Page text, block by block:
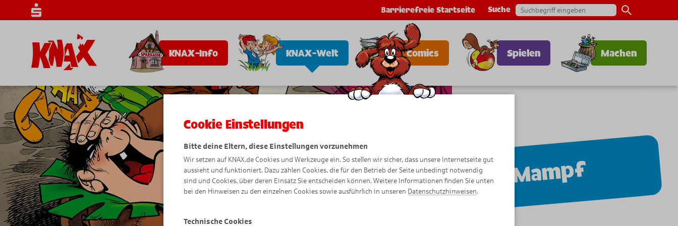
Barrierefreie Startseite Suche
KNAX-Info KNAX-Welt Comics Spielen Machen
Mampf
Cookie Einstellungen
Bitte deine Eltern, diese Einstellungen vorzunehmen
Wir setzen auf KNAX.de Cookies und Werkzeuge ein. So stellen wir sicher, dass unsere Internetseite gut
aussieht und funktioniert. Dazu zählen Cookies, die für den Betrieb der Seite unbedingt notwendig
sind und Cookies, über deren Einsatz Sie entscheiden können. Weitere Informationen finden Sie unten
bei den Hinweisen zu den einzelnen Cookies sowie ausführlich in unseren Datenschutzhinweisen.
Technische Cookies